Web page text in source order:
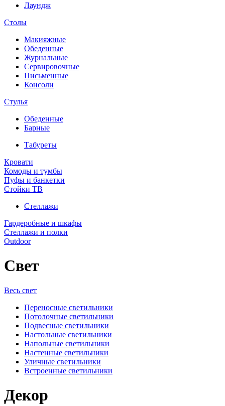
Лаундж
Столы
Макияжные
Обеденные
Журнальные
Сервировочные
Письменные
Консоли
Стулья
Обеденные
Барные
Табуреты
Кровати
Комоды и тумбы
Пуфы и банкетки
Стойки ТВ
Стеллажи
Гардеробные и шкафы
Стеллажи и полки
Outdoor
Свет
Весь свет
Переносные светильники
Потолочные светильники
Подвесные светильники
Настольные светильники
Напольные светильники
Настенные светильники
Уличные светильники
Встроенные светильники
Декор